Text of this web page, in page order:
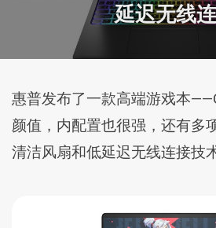
延迟无线
惠普发布了一款高端游戏本
颜值，内配置也很强，还有多
清洁风扇和低延迟无线连接技术